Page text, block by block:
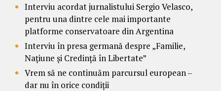
Interviu acordat jurnalistului Sergio Velasco,
pentru una dintre cele mai importante
platforme conservatoare din Argentina
Interviu în presa germană despre „Familie,
Națiune și Credință în Libertate”
Vrem să ne continuăm parcursul european –
dar nu în orice condiții